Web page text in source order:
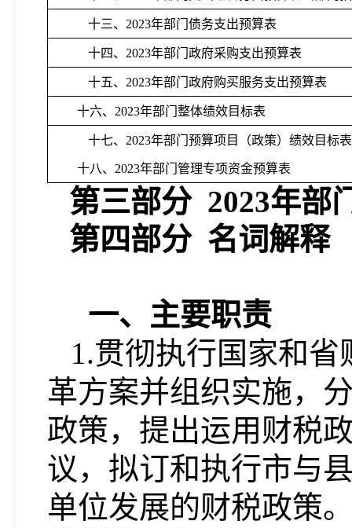
十三、 2023年部门债务支出预算表
十四、 2023年部门政府采购支出预算表
十五、 2023年部门政府购买服务支出预算表
十六、 2023年部门整体绩效目标表
十七、 2023年部门预算项目（政策）绩效目标表
十八、 2023年部门管理专项资金预算表
第三部分 2023年部
第四部分 名词解释
一、主要职责
1.贯彻执行国家和
革方案并组织实施，
政策，提出运用财税
议，拟订和执行市与
单位发展的财税政策